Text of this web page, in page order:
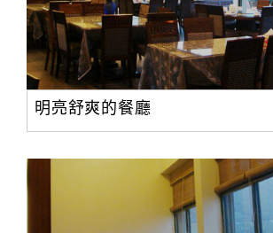
明亮舒爽的餐廳